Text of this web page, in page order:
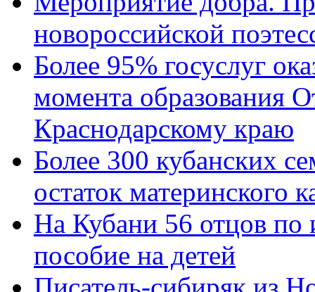
новороссийской
Более 95% госуслуг
момента образования
Краснодарскому краю
Более 300 кубанских
остаток материнского
На Кубани 56 отцов по
пособие на детей